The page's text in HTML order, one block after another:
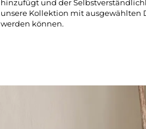
hinzufügt und der
unsere Kollektion mit ausgewählten
werden können.